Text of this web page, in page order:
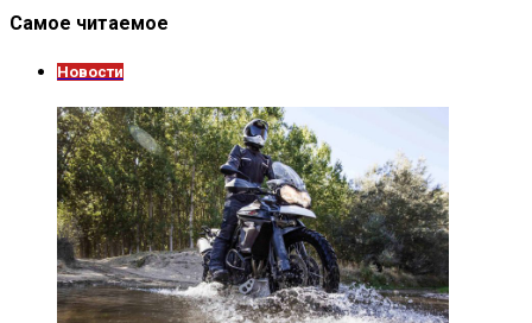
Самое читаемое
Новости